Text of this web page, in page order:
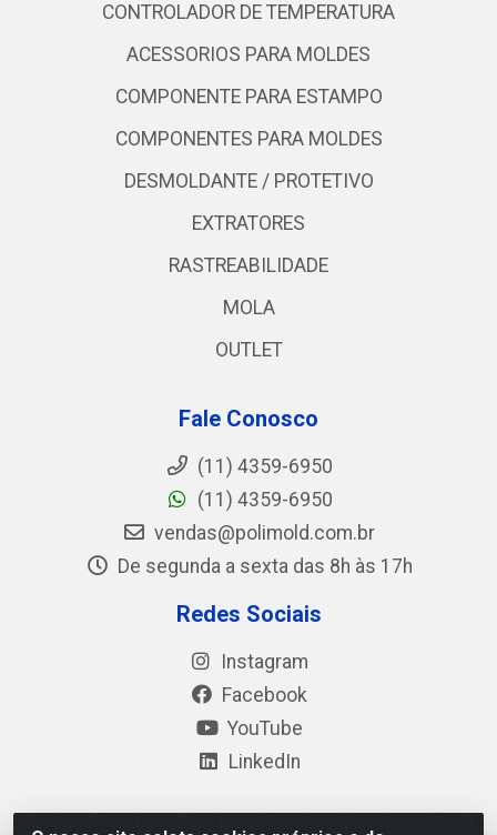
CONTROLADOR DE TEMPERATURA
ACESSORIOS PARA MOLDES
COMPONENTE PARA ESTAMPO
COMPONENTES PARA MOLDES
DESMOLDANTE / PROTETIVO
EXTRATORES
RASTREABILIDADE
MOLA
OUTLET
Fale Conosco
(11) 4359-6950
(11) 4359-6950
vendas@polimold.com.br
De segunda a sexta das 8h às 17h
Redes Sociais
Instagram
Facebook
YouTube
LinkedIn